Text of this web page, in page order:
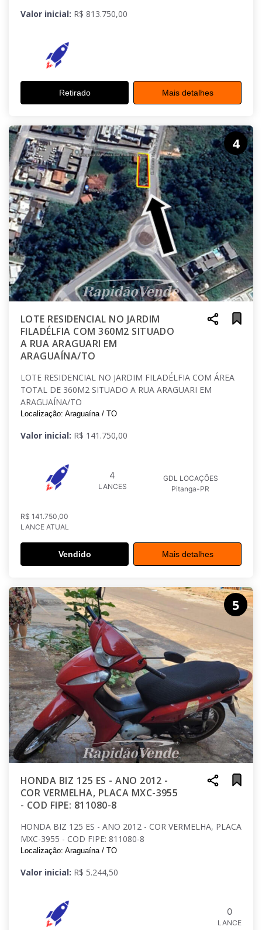
Valor inicial: R$ 813.750,00
Retirado Mais detalhes
4
LOTE RESIDENCIAL NO JARDIM
FILADÉLFIA COM 360M2 SITUADO
A RUA ARAGUARI EM
ARAGUAÍNA/TO
LOTE RESIDENCIAL NO JARDIM FILADÉLFIA COM ÁREA
TOTAL DE 360M2 SITUADO A RUA ARAGUARI EM
ARAGUAÍNA/TO
Localização: Araguaína / TO
Valor inicial: R$ 141.750,00
4
LANCES
GDL LOCAÇÕES
Pitanga-PR
R$ 141.750,00
LANCE ATUAL
Vendido Mais detalhes
5
HONDA BIZ 125 ES - ANO 2012 -
COR VERMELHA, PLACA MXC-3955
- COD FIPE: 811080-8
HONDA BIZ 125 ES - ANO 2012 - COR VERMELHA, PLACA
MXC-3955 - COD FIPE: 811080-8
Localização: Araguaína / TO
Valor inicial: R$ 5.244,50
0
LANCE